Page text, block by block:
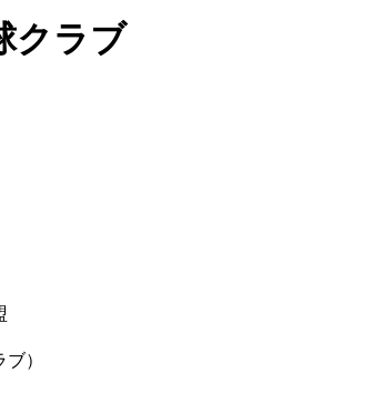
クラブ
）